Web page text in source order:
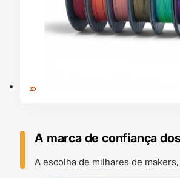
A marca de confiança
A escolha de milhares de